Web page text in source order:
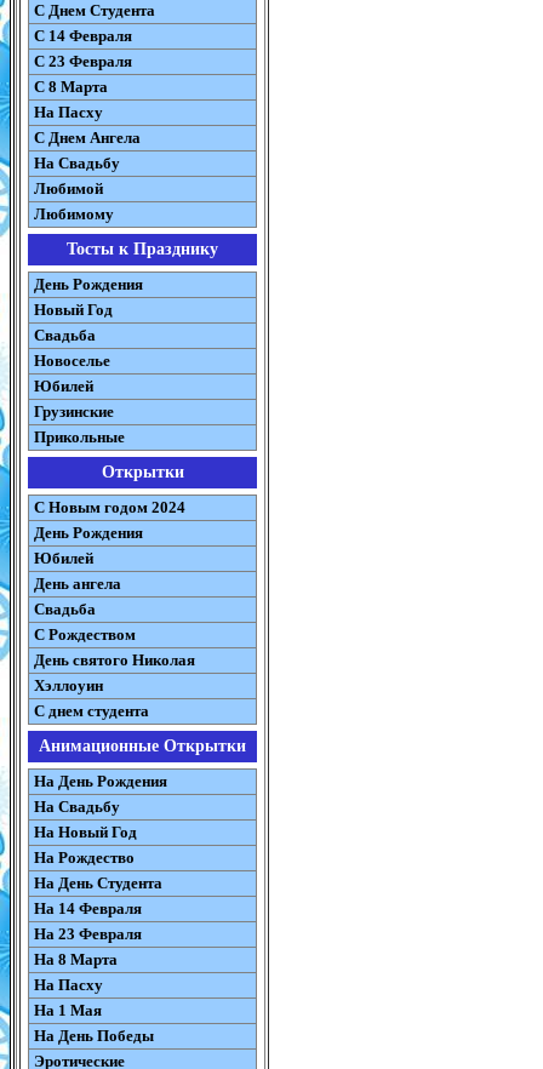
C Днем Студента
С 14 Февраля
С 23 Февраля
С 8 Марта
На Пасху
C Днем Ангела
На Свадьбу
Любимой
Любимому
Тосты к Празднику
День Рождения
Новый Год
Свадьба
Новоселье
Юбилей
Грузинские
Прикольные
Открытки
С Новым годом 2024
День Рождения
Юбилей
День ангела
Свадьба
С Рождеством
День святого Николая
Хэллоуин
С днем студента
Анимационные Открытки
На День Рождения
На Свадьбу
На Новый Год
На Рождество
На День Студента
На 14 Февраля
На 23 Февраля
На 8 Марта
На Пасху
На 1 Мая
На День Победы
Эротические